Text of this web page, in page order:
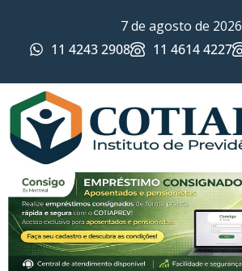
7 de agosto de 2026
11 4243 2908
11 4614 4227